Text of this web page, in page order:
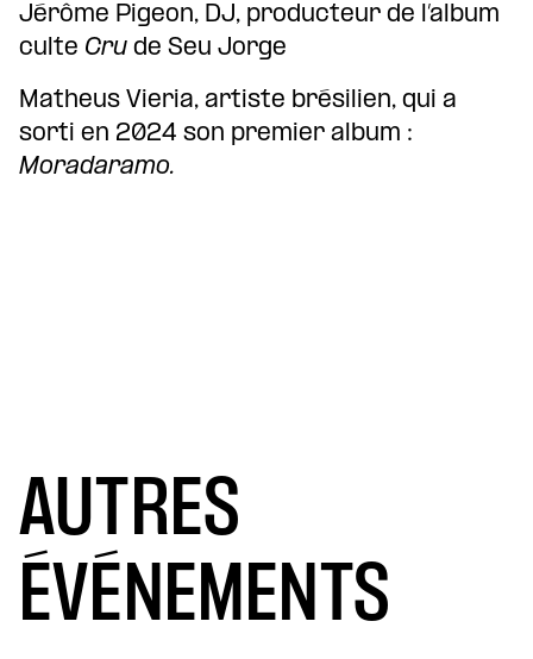
Jérôme Pigeon, DJ, producteur de l’album
culte Cru de Seu Jorge
Matheus Vieria, artiste brésilien, qui a
sorti en 2024 son premier album :
Moradaramo.
AUTRES
ÉVÉNEMENTS